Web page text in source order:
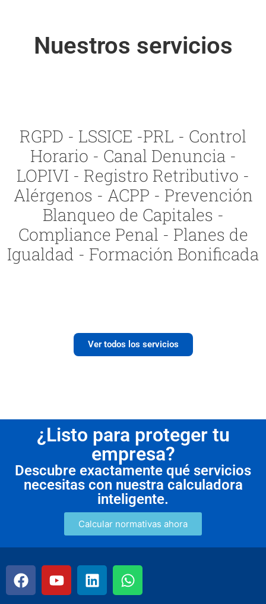
Nuestros servicios
RGPD - LSSICE -PRL - Control
Horario - Canal Denuncia -
LOPIVI - Registro Retributivo -
Alérgenos - ACPP - Prevención
Blanqueo de Capitales -
Compliance Penal - Planes de
Igualdad - Formación Bonificada
Ver todos los servicios
¿Listo para proteger tu
empresa?
Descubre exactamente qué servicios
necesitas con nuestra calculadora
inteligente.
Calcular normativas ahora